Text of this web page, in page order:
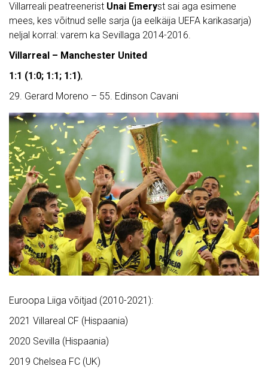
Villarreali peatreenerist Unai Emeryst sai aga esimene
mees, kes võitnud selle sarja (ja eelkäija UEFA karikasarja)
neljal korral: varem ka Sevillaga 2014-2016.
Villarreal – Manchester United
1:1 (1:0; 1:1; 1:1),
29. Gerard Moreno – 55. Edinson Cavani
Euroopa Liiga võitjad (2010-2021):
2021 Villareal CF (Hispaania)
2020 Sevilla (Hispaania)
2019 Chelsea FC (UK)